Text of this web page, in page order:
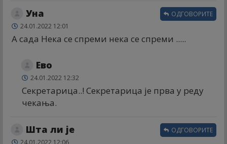
Уна
24.01.2022 12:01
А сада Нека се спреми нека се спреми .....
ОДГОВОРИТЕ
Ево
24.01.2022 12:32
Секретарица..! Секретарица је прва у реду
чекања.
Шта ли је ОДГОВОРИТЕ